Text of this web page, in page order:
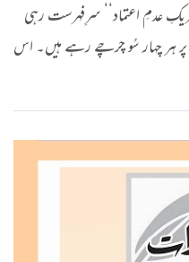
عدمِ اعتماد‘‘ سرِفہرست رہی
ہر چہار سُو چرچے رہے ہیں۔ اس